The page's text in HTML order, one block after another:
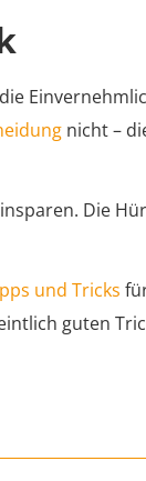
nicht –
Die
und Tricks
guten